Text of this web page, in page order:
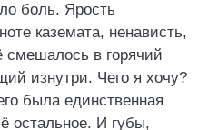
боль. Ярость
каземата, ненависть,
смешалось в горячий
изнутри. Чего я хочу?
была единственная
остальное. И губы,